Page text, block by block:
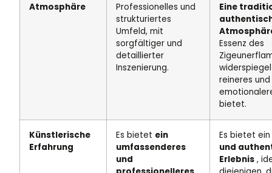
Atmosphäre
Professionelles und
strukturiertes
Umfeld, mit
sorgfältiger und
detaillierter
Inszenierung.
Eine
Essenz des
reineres und
bietet.
Künstlerische
Erfahrung
Es bietet ein
umfassenderes
und
Es bietet ein
und
Erlebnis ,